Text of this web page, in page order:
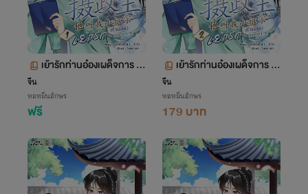
เย้ารักท่านอ๋องเผด็จการ เล่
จีน
หอหมื่นอักษร
ฟรี
เย้ารักท่านอ๋องเผด็จการ เล่
จีน
หอหมื่นอักษร
179 บาท